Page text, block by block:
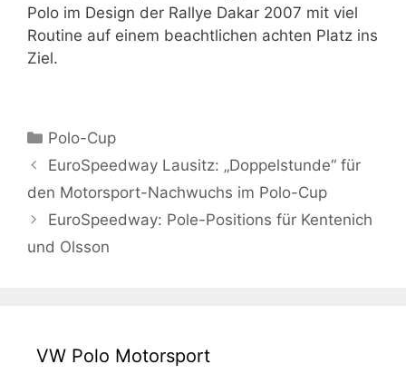
Polo im Design der Rallye Dakar 2007 mit viel
Routine auf einem beachtlichen achten Platz ins
Ziel.
Kategorien
Polo-Cup
EuroSpeedway Lausitz: „Doppelstunde“ für
den Motorsport-Nachwuchs im Polo-Cup
EuroSpeedway: Pole-Positions für Kentenich
und Olsson
VW Polo Motorsport